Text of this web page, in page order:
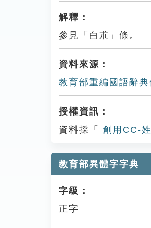
解釋：
參見「白朮」條。
資料來源：
教育部重編國語辭
授權資訊：
資料採「
創用CC-
教育部異體字字典
字級：
正字